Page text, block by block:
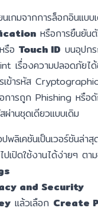
เกมจากการล็อกอินแบบ
หรือการยืนยัน
หรือ Touch ID บนอุปก
เรื่องความปลอดภัยได้
เข้ารหัส
การถูก Phishing หรือ
ผ่านชุดเดียวแบบเดิม
พลิเคชันเป็นเวอร์ชันล่า
ปเปิดใช้งานได้ง่ายๆ ต
and Security
แล้วเลือก Create